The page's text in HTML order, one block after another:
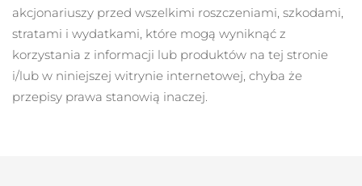
akcjonariuszy przed wszelkimi roszczeniami, szkodami,
stratami i wydatkami, które mogą wyniknąć z
korzystania z informacji lub produktów na tej stronie
i/lub w niniejszej witrynie internetowej, chyba że
przepisy prawa stanowią inaczej.